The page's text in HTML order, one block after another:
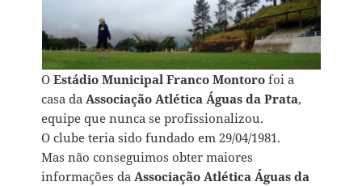
OEstádio Municipal Franco Montoro foi a
casa da Associação Atlética Águas da Prata,
equipe que nunca se profissionalizou.
O clube teria sido fundado em 29/04/1981.
Mas não conseguimos obter maiores
informações da Associação Atlética Águas da